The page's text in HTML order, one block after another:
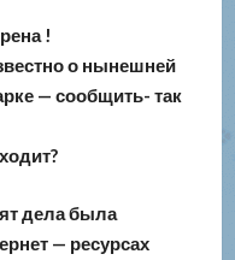
!
о нынешней
— сообщить- так
дела была
— ресурсах